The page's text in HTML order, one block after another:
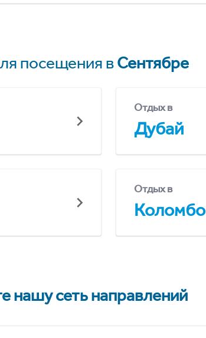
посещения вСентябре
Отдых в
Дубай
Отдых в
Коломбо
нашу сеть направлений